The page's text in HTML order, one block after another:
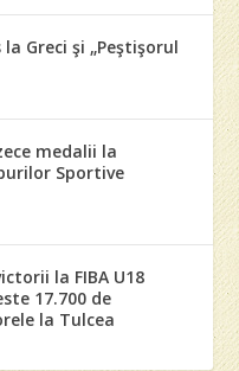
Greci şi „Peştişorul
medalii la
Sportive
la FIBA U18
17.700 de
la Tulcea